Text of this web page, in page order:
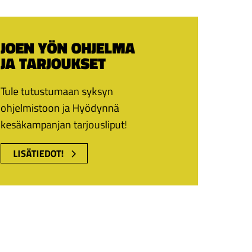
JOEN YÖN OHJELMA
JA TARJOUKSET
Tule tutustumaan syksyn
ohjelmistoon ja Hyödynnä
kesäkampanjan tarjousliput!
LISÄTIEDOT!